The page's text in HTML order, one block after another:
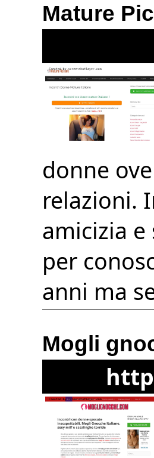
Mature
donne
relazioni.
amicizia
per
anni ma
Mogli